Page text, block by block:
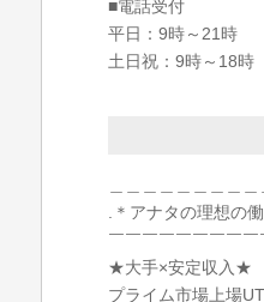
■電話受付
平日：9時～21時
土日祝：9時～18時
.＊アナタの理想の
￣￣￣￣￣￣￣￣
★大手×安定収入★
プライム市場上場